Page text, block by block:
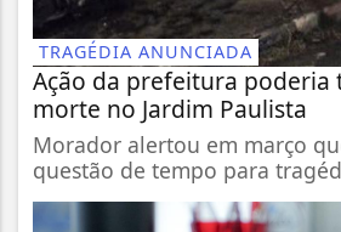
TRAGÉDIA ANUNCIADA
Ação da prefeitura poderia
morte no Jardim Paulista
Morador alertou em março
questão de tempo para